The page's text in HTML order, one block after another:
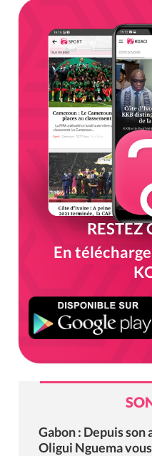
RESTEZ
En
Gabon : Depuis son
Oligui Nguema